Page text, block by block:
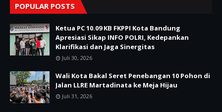
POPULAR POSTS
Ketua PC 10.09 KB FKPPI Kota Bandung
Apresiasi Sikap INFO POLRI, Kedepankan
Klarifikasi dan Jaga Sinergitas
Juli 30, 2026
Wali Kota Bakal Seret Penebangan 10 Pohon di
Jalan LLRE Martadinata ke Meja Hijau
Juli 31, 2026